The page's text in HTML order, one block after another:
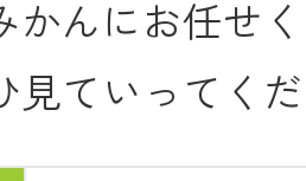
かんにお任せ
見ていってく